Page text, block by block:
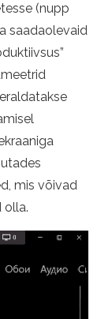
(nupp
saadaolevaid
mis võivad
olla.